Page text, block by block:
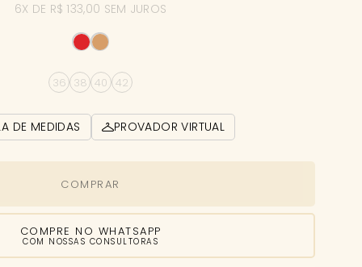
6X DE R$ 133,00 SEM JUROS
36 38 40 42
DE MEDIDAS PROVADOR VIRTUAL
COMPRAR
COMPRE NO WHATSAPP
COM NOSSAS CONSULTORAS